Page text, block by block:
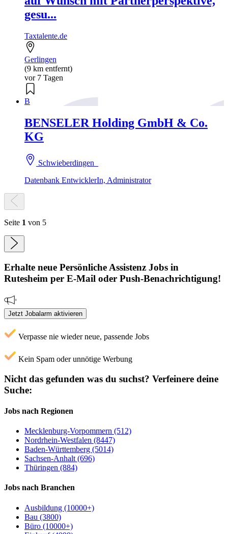
gesu...
Taxtalente.de
Gerlingen
(9 km entfernt)
vor 7 Tagen
B
BENSELER Holding GmbH & Co.
KG
Schwieberdingen
Datenbank EntwicklerIn, Administrator
Seite 1 von 5
Erhalte neue Persönliche Assistenz Jobs in
Rutesheim per E-Mail oder Push-Benachrichtigung!
Jetzt Jobalarm aktivieren
Verpasse nie wieder neue, passende Jobs
Kein Spam oder unnötige Werbung
Nicht das gefunden was du suchst? Verfeinere deine
Suche:
Jobs nach Regionen
Mecklenburg-Vorpommern (512)
Nordrhein-Westfalen (8447)
Baden-Württemberg (5014)
Sachsen-Anhalt (696)
Thüringen (884)
Jobs nach Branchen
Ausbildung (10000+)
Bau (3800)
Büro (10000+)